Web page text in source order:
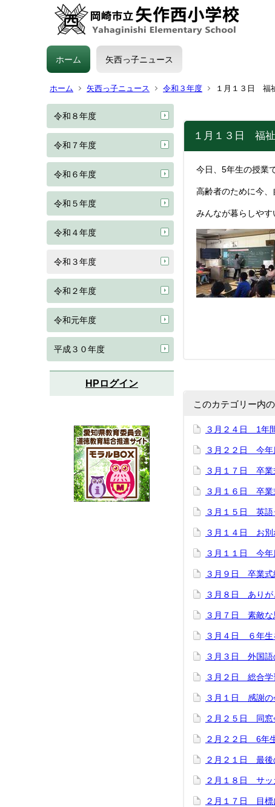
ホーム 矢西っ子ニュース
ホーム 矢西っ子ニュース 令和３年度 １月１３日 福
令和８年度
令和７年度
令和６年度
令和５年度
令和４年度
令和３年度
令和２年度
令和元年度
平成３０年度
HPログイン
１月１３日 福
今日、5年生の授業
高齢者のために今、
みんなが暮らしやす
このカテゴリー内
３月２４日 1年
３月２２日 今年
３月１７日 卒業
３月１６日 卒業
３月１５日 英語
３月１４日 お別
３月１１日 今年
３月９日 卒業式
３月８日 ありが
３月７日 素敵な
３月４日 ６年生
３月３日 外国語
３月２日 総合学
３月１日 感謝の
２月２５日 同窓
２月２２日 6年
２月２１日 最後
２月１８日 サッ
２月１７日 目標